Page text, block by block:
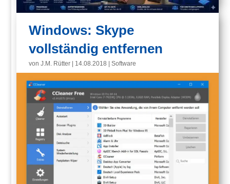
Windows: Skype
vollständig entfernen
vonJ.M. Rütter 14.08.2018 |Software